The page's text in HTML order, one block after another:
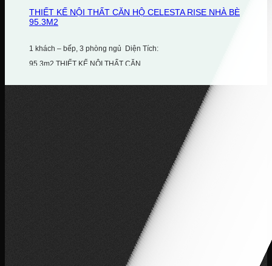
THIẾT KẾ NỘI THẤT CĂN HỘ CELESTA RISE NHÀ BÈ
95.3M2
1 khách – bếp, 3 phòng ngủ Diện Tích:
95.3m2 THIẾT KẾ NỘI THẤT CĂN...